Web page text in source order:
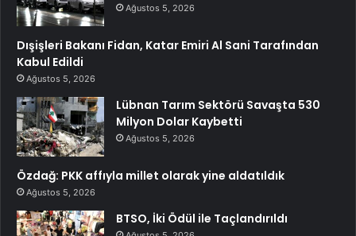
Ağustos 5, 2026
Dışişleri Bakanı Fidan, Katar Emiri Al Sani Tarafından
Kabul Edildi
Ağustos 5, 2026
Lübnan Tarım Sektörü Savaşta 530
Milyon Dolar Kaybetti
Ağustos 5, 2026
Özdağ: PKK affıyla millet olarak yine aldatıldık
Ağustos 5, 2026
BTSO, İki Ödül ile Taçlandırıldı